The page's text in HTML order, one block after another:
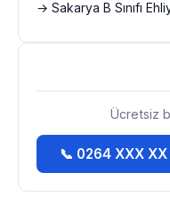
→ Sakarya B Sınıfı
Ücretsiz
📞 0264 XXX